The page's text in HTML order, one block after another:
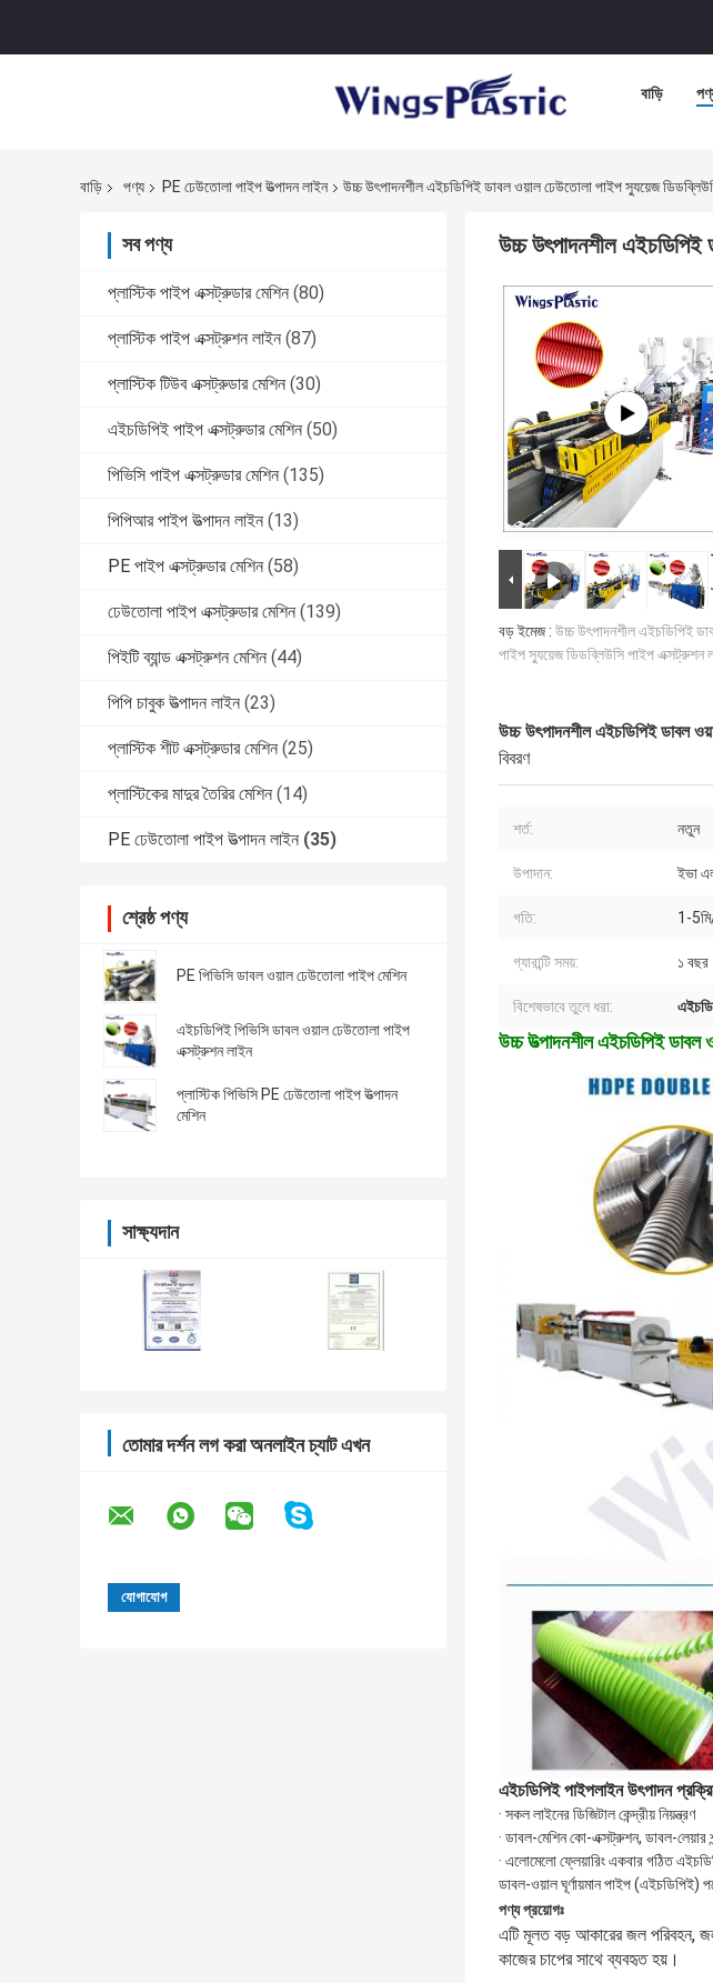
বাড়ি
বাড়ি পণ্য PE ঢেউতোলা পাইপ উত্পাদন লাইন উচ্চ উৎপাদনশীল এইচডিপিই ডাবল ওয়াল ঢেউতোলা পাইপ স্যুয়েজ
সব পণ্য
প্লাস্টিক পাইপ এক্সট্রুডার মেশিন (80)
প্লাস্টিক পাইপ এক্সট্রুশন লাইন (87)
প্লাস্টিক টিউব এক্সট্রুডার মেশিন (30)
এইচডিপিই পাইপ এক্সট্রুডার মেশিন (50)
পিভিসি পাইপ এক্সট্রুডার মেশিন (135)
পিপিআর পাইপ উত্পাদন লাইন (13)
PE পাইপ এক্সট্রুডার মেশিন (58)
ঢেউতোলা পাইপ এক্সট্রুডার মেশিন (139)
পিইটি ব্যান্ড এক্সট্রুশন মেশিন (44)
পিপি চাবুক উত্পাদন লাইন (23)
প্লাস্টিক শীট এক্সট্রুডার মেশিন (25)
প্লাস্টিকের মাদুর তৈরির মেশিন (14)
PE ঢেউতোলা পাইপ উত্পাদন লাইন (35)
শ্রেষ্ঠ পণ্য
PE পিভিসি ডাবল ওয়াল ঢেউতোলা পাইপ মেশিন
এইচডিপিই পিভিসি ডাবল ওয়াল ঢেউতোলা পাইপ
এক্সট্রুশন লাইন
প্লাস্টিক পিভিসি PE ঢেউতোলা পাইপ উত্পাদন
মেশিন
সাক্ষ্যদান
তোমার দর্শন লগ করা অনলাইন চ্যাট এখন
উচ্চ উৎপাদনশীল এইচডিপিই
বড় ইমেজ : উচ্চ উৎপাদনশীল এইচডিপিই
পাইপ স্যুয়েজ ডিডব্লিউসি পাইপ এক্সট্রুশন
উচ্চ উৎপাদনশীল এইচডিপিই ডাবল
বিবরণ
শর্ত: নতুন
উপাদান: ইভা
গতি: 1-
গ্যারান্টি সময়: ১ বছর
বিশেষভাবে তুলে ধরা:
উচ্চ উত্পাদনশীল এইচডিপিই ডাবল
এইচডিপিই পাইপলাইন উৎপাদন
· সকল লাইনের ডিজিটাল কেন্দ্রীয় নিয়ন্ত্রণ
· ডাবল-মেশিন কো-এক্সট্রুশন, ডাবল-লেয়ার
· এলোমেলো ফ্লেয়ারিং একবার গঠিত
ডাবল-ওয়াল ঘূর্ণায়মান পাইপ
পণ্য প্রয়োগঃ
এটি মূলত বড় আকারের জল পরিবহন, জল
কাজের চাপের সাথে ব্যবহৃত হয়।